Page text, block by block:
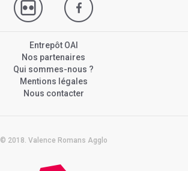
Entrepôt OAI
Nos partenaires
Qui sommes-nous ?
Mentions légales
Nous contacter
© 2018. Valence Romans Agglo